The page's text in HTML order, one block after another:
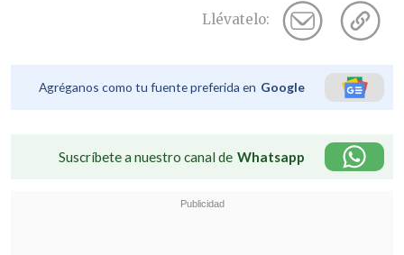
Llévatelo:
Agréganos como tu fuente preferida en Google
Suscríbete a nuestro canal de Whatsapp